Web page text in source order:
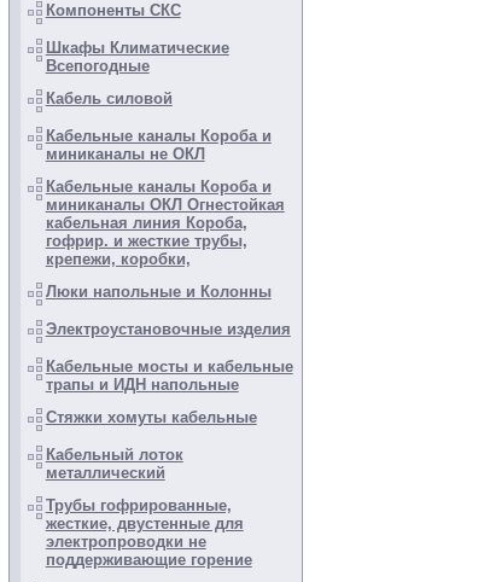
Компоненты СКС
Шкафы Климатические
Всепогодные
Кабель силовой
Кабельные каналы Короба и
миниканалы не ОКЛ
Кабельные каналы Короба и
миниканалы ОКЛ Огнестойкая
кабельная линия Короба,
гофрир. и жесткие трубы,
крепежи, коробки,
Люки напольные и Колонны
Электроустановочные изделия
Кабельные мосты и кабельные
трапы и ИДН напольные
Стяжки хомуты кабельные
Кабельный лоток
металлический
Трубы гофрированные,
жесткие, двустенные для
электропроводки не
поддерживающие горение